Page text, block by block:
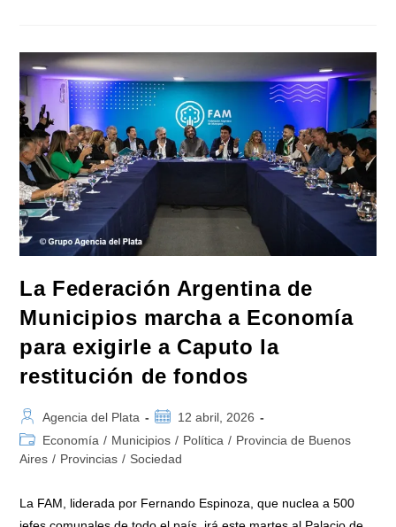
Municipios
Y
Llegó
Un
Alivio
Los
Intendentes
La Federación Argentina de
Municipios marcha a Economía
para exigirle a Caputo la
restitución de fondos
Autor
de
la
Agencia del Plata
Publicación
de
12 abril, 2026
Categoría
de
Economía / Municipios / Política / Provincia de Buenos
Aires / Provincias / Sociedad
La FAM, liderada por Fernando Espinoza, que nuclea a 500